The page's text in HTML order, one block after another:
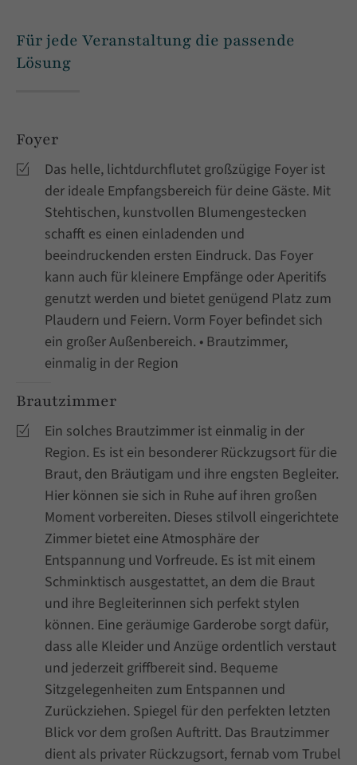
Für jede Veranstaltung die passende
Lösung
Foyer
Das helle, lichtdurchflutet großzügige Foyer ist
der ideale Empfangsbereich für deine Gäste. Mit
Stehtischen, kunstvollen Blumengestecken
schafft es einen einladenden und
beeindruckenden ersten Eindruck. Das Foyer
kann auch für kleinere Empfänge oder Aperitifs
genutzt werden und bietet genügend Platz zum
Plaudern und Feiern. Vorm Foyer befindet sich
ein großer Außenbereich. • Brautzimmer,
einmalig in der Region
Brautzimmer
Ein solches Brautzimmer ist einmalig in der
Region. Es ist ein besonderer Rückzugsort für die
Braut, den Bräutigam und ihre engsten Begleiter.
Hier können sie sich in Ruhe auf ihren großen
Moment vorbereiten. Dieses stilvoll eingerichtete
Zimmer bietet eine Atmosphäre der
Entspannung und Vorfreude. Es ist mit einem
Schminktisch ausgestattet, an dem die Braut
und ihre Begleiterinnen sich perfekt stylen
können. Eine geräumige Garderobe sorgt dafür,
dass alle Kleider und Anzüge ordentlich verstaut
und jederzeit griffbereit sind. Bequeme
Sitzgelegenheiten zum Entspannen und
Zurückziehen. Spiegel für den perfekten letzten
Blick vor dem großen Auftritt. Das Brautzimmer
dient als privater Rückzugsort, fernab vom Trubel